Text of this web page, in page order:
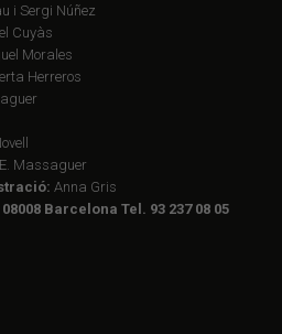
i Sergi Núñez
Cuyàs
Morales
Herreros
Massaguer
Anna Gris
Barcelona Tel. 93 237 08 05